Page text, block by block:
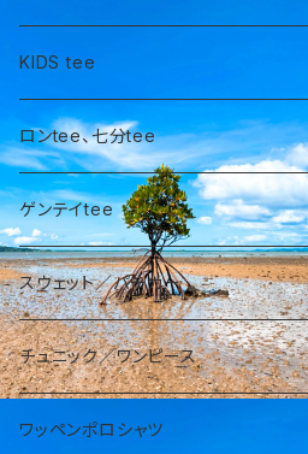
KIDS tee
ロンtee、七分tee
ゲンテイtee
スウェット／パーカー
チュニック／ワンピース
ワッペンポロシャツ